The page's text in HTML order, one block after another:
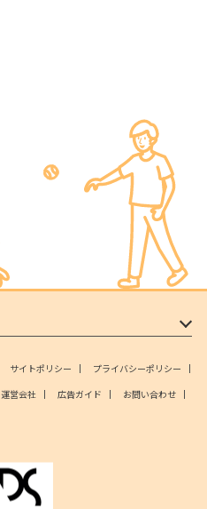
サイトポリシー
プライバシーポリシー
運営会社 広告ガイド
お問い合わせ